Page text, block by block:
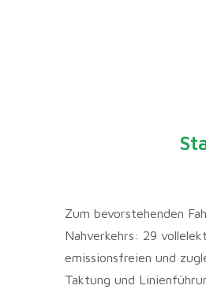
Zum bevorstehenden
Nahverkehrs: 29
emissionsfreien und
Taktung und